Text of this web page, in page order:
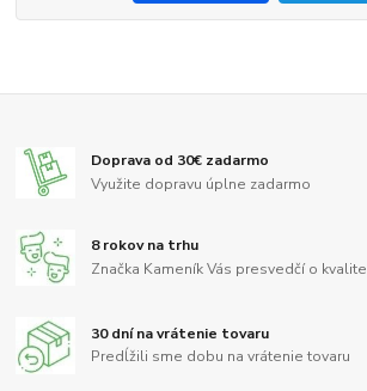
Doprava od 30€ zadarmo
Využite dopravu úplne zadarmo
8 rokov na trhu
Značka Kameník Vás presvedčí o kvalite
30 dní na vrátenie tovaru
Predĺžili sme dobu na vrátenie tovaru